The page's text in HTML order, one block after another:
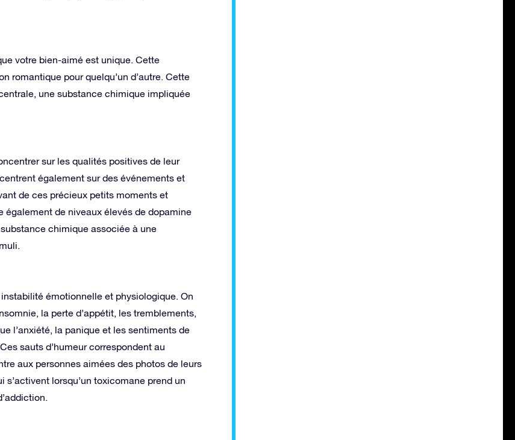
votre bien-aimé est unique. Cette
romantique pour quelqu’un d’autre. Cette
une substance chimique impliquée
sur les qualités positives de leur
également sur des événements et
de ces précieux petits moments et
de niveaux élevés de dopamine
chimique associée à une
émotionnelle et physiologique. On
la perte d’appétit, les tremblements,
l’anxiété, la panique et les sentiments de
sauts d’humeur correspondent au
aux personnes aimées des photos de leurs
lorsqu’un toxicomane prend un